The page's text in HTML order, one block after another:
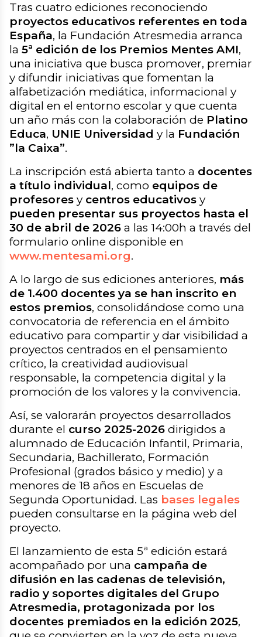
Tras cuatro ediciones reconociendo
proyectos educativos referentes en toda
España, la Fundación Atresmedia arranca
la 5ª edición de los Premios Mentes AMI,
una iniciativa que busca promover, premiar
y difundir iniciativas que fomentan la
alfabetización mediática, informacional y
digital en el entorno escolar y que cuenta
un año más con la colaboración de Platino
Educa, UNIE Universidad y la Fundación
”la Caixa”.
La inscripción está abierta tanto a docentes
a título individual, como equipos de
profesores y centros educativos y
pueden presentar sus proyectos hasta el
30 de abril de 2026 a las 14:00h a través del
formulario online disponible en
www.mentesami.org.
A lo largo de sus ediciones anteriores, más
de 1.400 docentes ya se han inscrito en
estos premios, consolidándose como una
convocatoria de referencia en el ámbito
educativo para compartir y dar visibilidad a
proyectos centrados en el pensamiento
crítico, la creatividad audiovisual
responsable, la competencia digital y la
promoción de los valores y la convivencia.
Así, se valorarán proyectos desarrollados
durante el curso 2025-2026 dirigidos a
alumnado de Educación Infantil, Primaria,
Secundaria, Bachillerato, Formación
Profesional (grados básico y medio) y a
menores de 18 años en Escuelas de
Segunda Oportunidad. Las bases legales
pueden consultarse en la página web del
proyecto.
El lanzamiento de esta 5ª edición estará
acompañado por una campaña de
difusión en las cadenas de televisión,
radio y soportes digitales del Grupo
Atresmedia, protagonizada por los
docentes premiados en la edición 2025,